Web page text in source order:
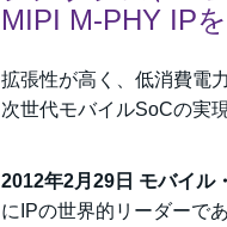
MIPI M-PHY IP
拡張性が高く、低消費電
次世代モバイルSoCの実
2012年2月29日 モバイル
にIPの世界的リーダーで